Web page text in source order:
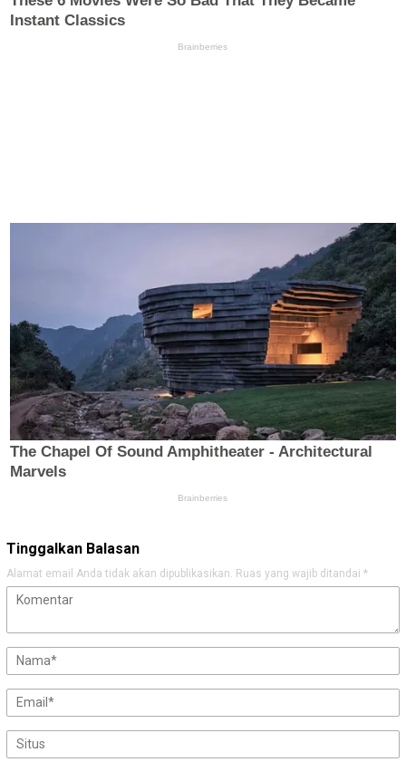
Tinggalkan Balasan
Alamat email Anda tidak akan dipublikasikan. Ruas yang wajib ditandai *